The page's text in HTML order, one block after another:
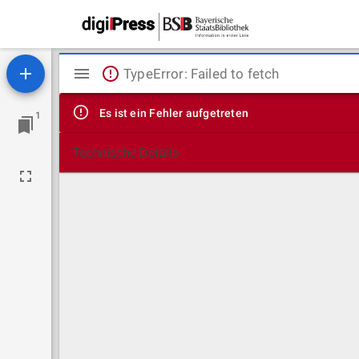
1
Mirador
Viewer
TypeError: Failed to fetch
Es ist ein Fehler aufgetreten
Technische Details